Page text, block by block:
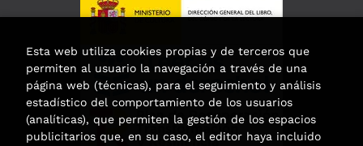
Esta web utiliza cookies propias y de terceros que
permiten al usuario la navegación a través de una
página web (técnicas), para el seguimiento y análisis
estadístico del comportamiento de los usuarios
(analíticas), que permiten la gestión de los espacios
publicitarios que, en su caso, el editor haya incluido